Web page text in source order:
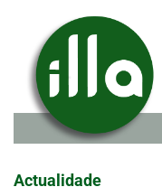
Actualidade